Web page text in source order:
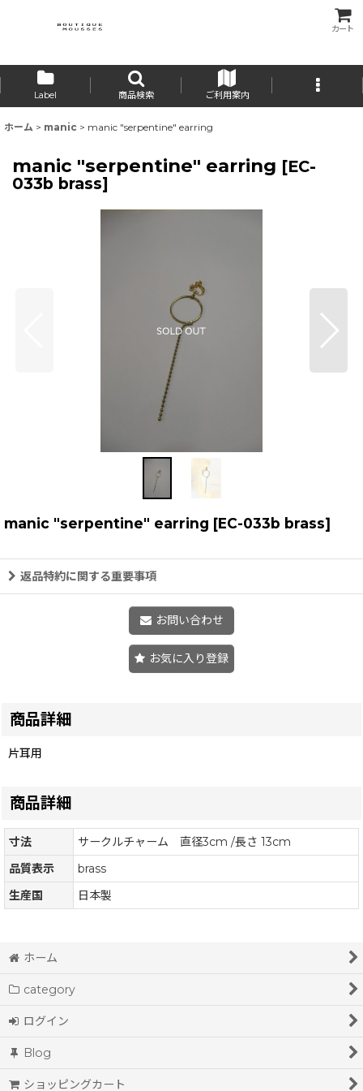
カート
Label 商品検索 ご利用案内
ホーム > manic > manic "serpentine" earring
manic "serpentine" earring [EC-
033b brass]
manic "serpentine" earring [EC-033b brass]
返品特約に関する重要事項
お問い合わせ
お気に入り登録
商品詳細
片耳用
商品詳細
寸法
サークルチャーム 直径3cm /長さ 13cm
品質表示
brass
生産国
日本製
ホーム
category
ログイン
Blog
ショッピングカート